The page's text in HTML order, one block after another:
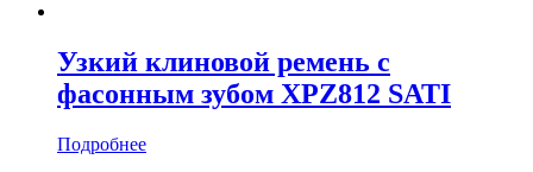
Узкий клиновой ремень с
фасонным зубом XPZ812 SATI
Подробнее